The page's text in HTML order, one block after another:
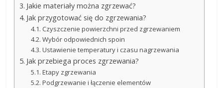
Jakie materiały można zgrzewać?
Jak przygotować się do zgrzewania?
Czyszczenie powierzchni przed zgrzewaniem
Wybór odpowiednich spoin
Ustawienie temperatury i czasu nagrzewania
Jak przebiega proces zgrzewania?
Etapy zgrzewania
Podgrzewanie i łączenie elementów